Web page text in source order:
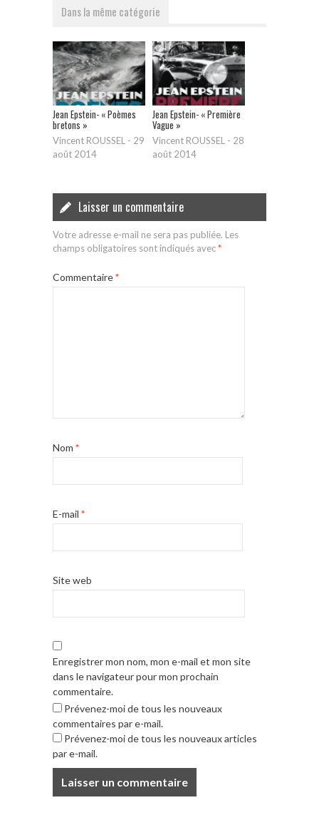
Dans la même catégorie
Jean Epstein- « Poèmes
bretons »
Vincent ROUSSEL - 29
août 2014
Jean Epstein- « Première
Vague »
Vincent ROUSSEL - 28
août 2014
Laisser un commentaire
Votre adresse e-mail ne sera pas publiée. Les
champs obligatoires sont indiqués avec*
Commentaire*
Nom *
E-mail *
Site web
Enregistrer mon nom, mon e-mail et mon site
dans le navigateur pour mon prochain
commentaire.
Prévenez-moi de tous les nouveaux
commentaires par e-mail.
Prévenez-moi de tous les nouveaux articles
par e-mail.